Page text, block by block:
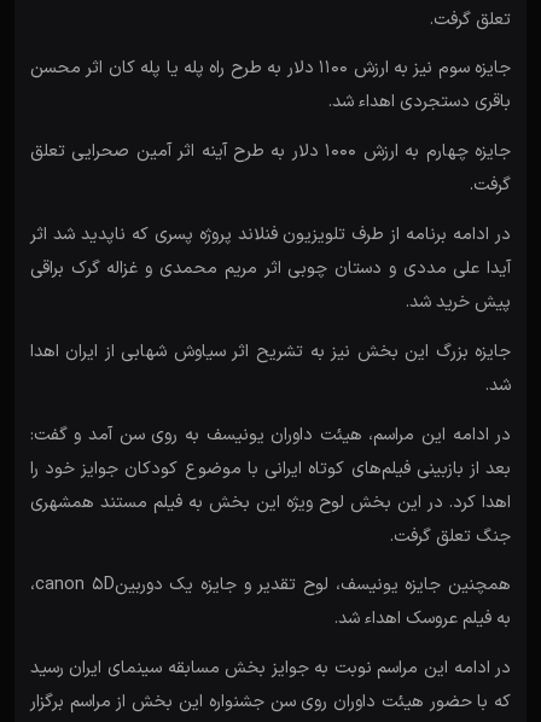
تعلق گرفت.
جایزه سوم نیز به ارزش ۱۱۰۰ دلار به طرح راه پله یا پله کان اثر محسن
باقری دستجردی اهداء شد.
جایزه چهارم به ارزش ۱۰۰۰ دلار به طرح آینه اثر آمین صحرایی تعلق
گرفت.
در ادامه برنامه از طرف تلویزیون فنلاند پروژه پسری که ناپدید شد اثر
آیدا علی مددی و دستان چوبی اثر مریم محمدی و غزاله گرک براقی
پیش خرید شد.
جایزه بزرگ این بخش نیز به تشریح اثر سیاوش شهابی از ایران اهدا
شد.
در ادامه این مراسم، هیئت داوران یونیسف به روی سن آمد و گفت:
بعد از بازبینی فیلم‌های کوتاه ایرانی با موضوع کودکان جوایز خود را
اهدا کرد. در این بخش لوح ویژه این بخش به فیلم مستند همشهری
جنگ تعلق گرفت.
همچنین جایزه یونیسف، لوح تقدیر و جایزه یک دوربینcanon ۵D،
به فیلم عروسک اهداء شد.
در ادامه این مراسم نوبت به جوایز بخش مسابقه سینمای ایران رسید
که با حضور هیئت داوران روی سن جشنواره این بخش از مراسم برگزار